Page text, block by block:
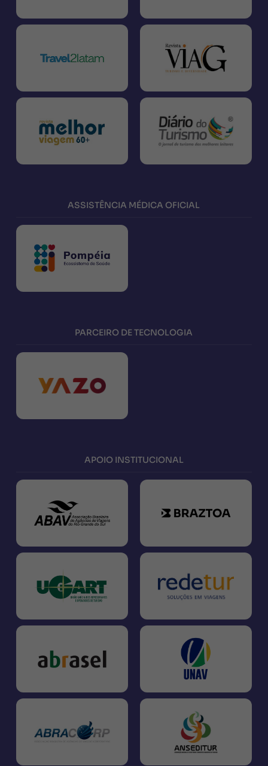
ASSISTÊNCIA MÉDICA OFICIAL
PARCEIRO DE TECNOLOGIA
APOIO INSTITUCIONAL